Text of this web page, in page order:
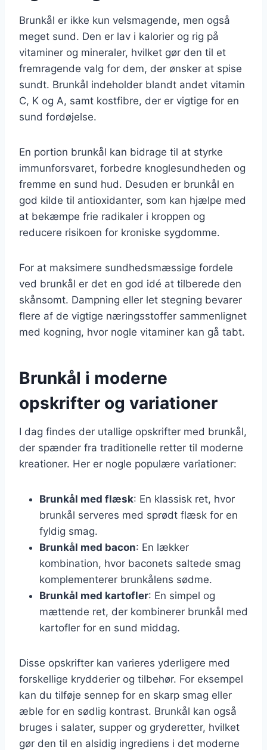
Brunkål er ikke kun velsmagende, men også
meget sund. Den er lav i kalorier og rig på
vitaminer og mineraler, hvilket gør den til et
fremragende valg for dem, der ønsker at spise
sundt. Brunkål indeholder blandt andet vitamin
C, K og A, samt kostfibre, der er vigtige for en
sund fordøjelse.
En portion brunkål kan bidrage til at styrke
immunforsvaret, forbedre knoglesundheden og
fremme en sund hud. Desuden er brunkål en
god kilde til antioxidanter, som kan hjælpe med
at bekæmpe frie radikaler i kroppen og
reducere risikoen for kroniske sygdomme.
For at maksimere sundhedsmæssige fordele
ved brunkål er det en god idé at tilberede den
skånsomt. Dampning eller let stegning bevarer
flere af de vigtige næringsstoffer sammenlignet
med kogning, hvor nogle vitaminer kan gå tabt.
Brunkål i moderne
opskrifter og variationer
I dag findes der utallige opskrifter med brunkål,
der spænder fra traditionelle retter til moderne
kreationer. Her er nogle populære variationer:
Brunkål med flæsk: En klassisk ret, hvor
brunkål serveres med sprødt flæsk for en
fyldig smag.
Brunkål med bacon: En lækker
kombination, hvor baconets saltede smag
komplementerer brunkålens sødme.
Brunkål med kartofler: En simpel og
mættende ret, der kombinerer brunkål med
kartofler for en sund middag.
Disse opskrifter kan varieres yderligere med
forskellige krydderier og tilbehør. For eksempel
kan du tilføje sennep for en skarp smag eller
æble for en sødlig kontrast. Brunkål kan også
bruges i salater, supper og gryderetter, hvilket
gør den til en alsidig ingrediens i det moderne